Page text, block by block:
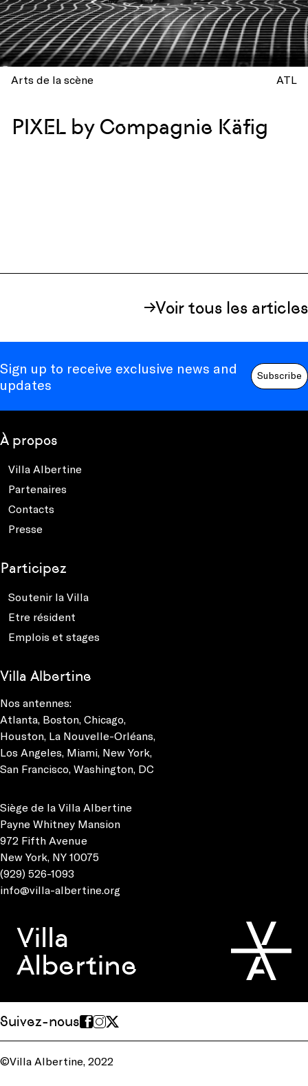
Arts de la scène ATL
PIXEL by Compagnie Käfig
Voir tous les articles
Sign up to receive exclusive news and
updates
Subscribe
À propos
Villa Albertine
Partenaires
Contacts
Presse
Participez
Soutenir la Villa
Etre résident
Emplois et stages
Villa Albertine
Nos antennes:
Atlanta, Boston, Chicago,
Houston, La Nouvelle-Orléans,
Los Angeles, Miami, New York,
San Francisco, Washington, DC
Siège de la Villa Albertine
Payne Whitney Mansion
972 Fifth Avenue
New York, NY 10075
(929) 526-1093
info@villa-albertine.org
Villa
Albertine
Suivez-nous
©Villa Albertine, 2022